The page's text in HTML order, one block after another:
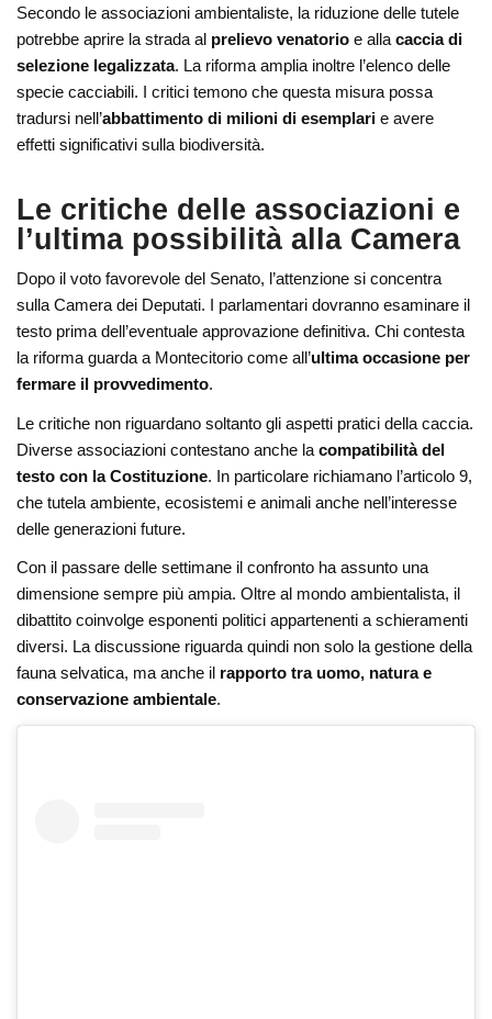
Secondo le associazioni ambientaliste, la riduzione delle tutele
potrebbe aprire la strada al prelievo venatorio e allacaccia di
selezione legalizzata. La riforma amplia inoltre l’elenco delle
specie cacciabili. I critici temono che questa misura possa
tradursi nell’abbattimento di milioni di esemplari e avere
effetti significativi sulla biodiversità.
Le critiche delle associazioni e
l’ultima possibilità alla Camera
Dopo il voto favorevole del Senato, l’attenzione si concentra
sulla Camera dei Deputati. I parlamentari dovranno esaminare il
testo prima dell’eventuale approvazione definitiva. Chi contesta
la riforma guarda a Montecitorio come all’ultima occasione per
fermare il provvedimento.
Le critiche non riguardano soltanto gli aspetti pratici della caccia.
Diverse associazioni contestano anche lacompatibilità del
testo con la Costituzione. In particolare richiamano l’articolo 9,
che tutela ambiente, ecosistemi e animali anche nell’interesse
delle generazioni future.
Con il passare delle settimane il confronto ha assunto una
dimensione sempre più ampia. Oltre al mondo ambientalista, il
dibattito coinvolge esponenti politici appartenenti a schieramenti
diversi. La discussione riguarda quindi non solo la gestione della
fauna selvatica, ma anche il rapporto tra uomo, natura e
conservazione ambientale.